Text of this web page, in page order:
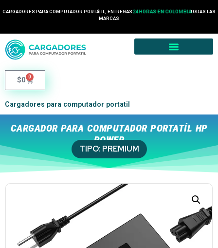
CARGADORES PARA COMPUTADOR PORTÁTIL, ENTREGAS 24 HORAS EN COLOMBIATODAS LAS
MARCAS
$0 0
Cargadores para computador portatil
CARGADOR PARA COMPUTADOR PORTATÍL HP
POWER
TIPO: PREMIUM